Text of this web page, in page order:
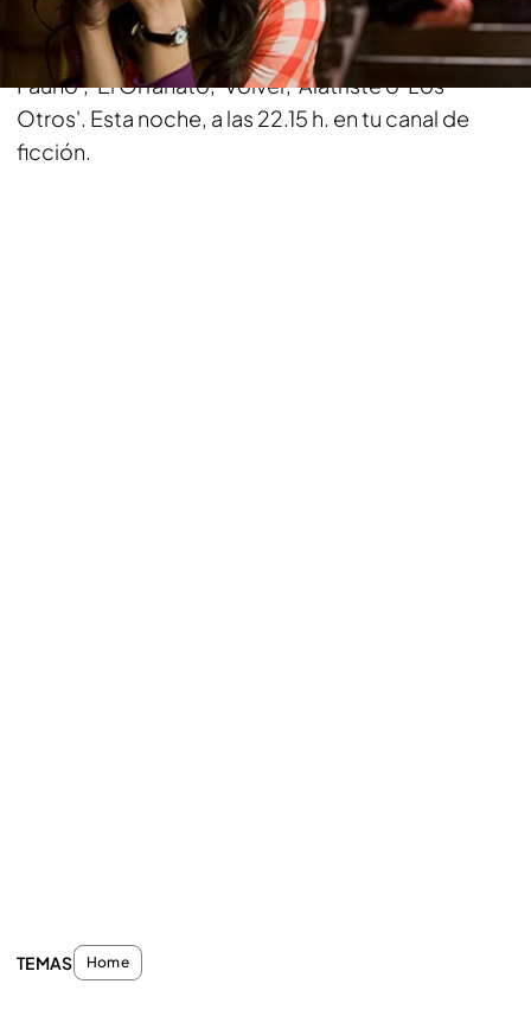
Homenaje en tono de humos a las mejores
películas del cine español como 'El laberinto del
Fauno', 'El Orfanato, 'Volver, 'Alatriste o 'Los
Otros'. Esta noche, a las 22.15 h. en tu canal de
ficción.
TEMAS Home